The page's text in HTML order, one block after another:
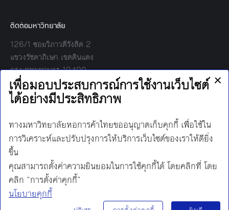
ติดต่อมหาวิทยาลัย
126/1 ซอยวิภาวดีรังสิต 2
แขวงรัชดาภิเษก เขตดินแดง
กรุงเทพมหานคร 10400
โทร:
02-697-6000
เวลาทำการ:
8.30 - 17.00
Find us on:
Facebook
TwitterYouTube
Instagram
LineMail
นโยบายการคุ้มครองข้อมูลส่วนบุคคล